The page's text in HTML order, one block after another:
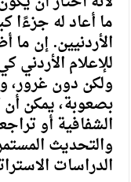
ما أعاد له جزءًا
الأردنيين. إن
للإعلام
ولكن دون غرور،
بصعوبة، يمكن أن
الشفافية أو
والتحديث
الدراسات